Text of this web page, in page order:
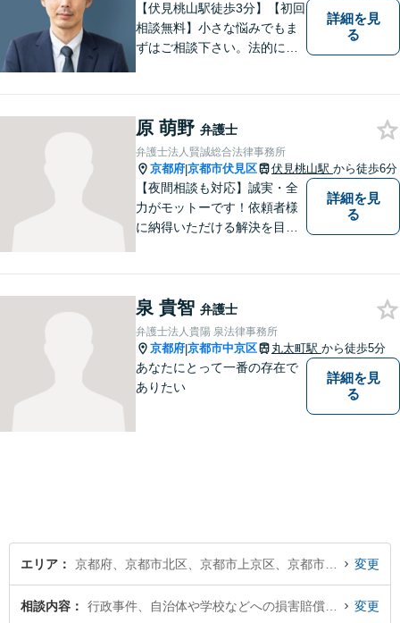
【伏見桃山駅徒歩3分】【初回
相談無料】小さな悩みでもま
ずはご相談下さい。法的に無
／相続／企業法務など幅広く
対応可能。【休日・夜間対応
可】
詳細を見
る
原 萌野 弁護士
弁護士法人賢誠総合法律事務所
京都府|京都市伏見区 伏見桃山駅 から徒歩6分
【夜間相談も対応】誠実・全
力がモットーです！依頼者様
に納得いただける解決を目指
詳細を見
る
泉 貴智 弁護士
弁護士法人貴陽 泉法律事務所
京都府|京都市中京区 丸太町駅 から徒歩5分
あなたにとって一番の存在で
ありたい
詳細を見
る
エリア 変更
相談内容 変更